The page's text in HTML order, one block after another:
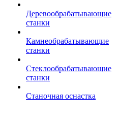
Деревообрабатывающие
станки
Камнеобрабатывающие
станки
Стеклообрабатывающие
станки
Станочная оснастка